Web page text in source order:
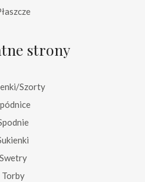
strony
Szorty
Swetry
Torby